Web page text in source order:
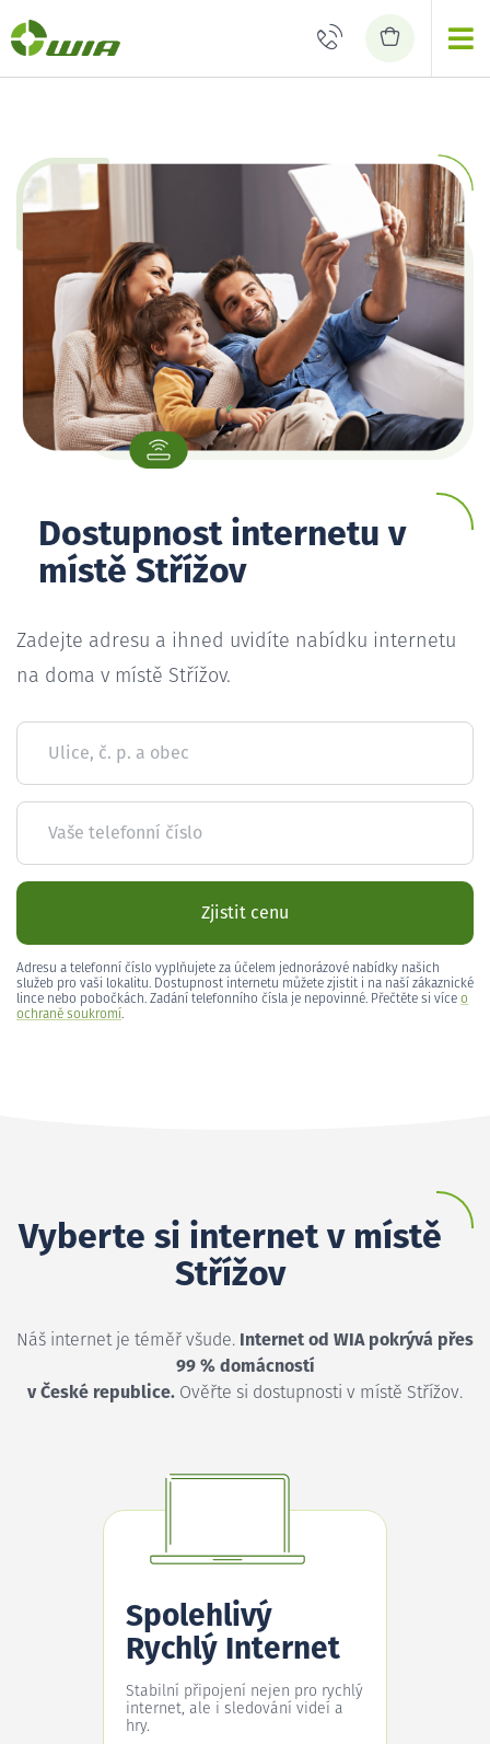
Dostupnost internetu v
místě Střížov
Zadejte adresu a ihned uvidíte nabídku internetu
na doma v místě Střížov.
Ulice, č. p. a obec
Vaše telefonní číslo
Zjistit cenu
Adresu a telefonní číslo vyplňujete za účelem jednorázové nabídky našich
služeb pro vaši lokalitu. Dostupnost internetu můžete zjistit i na naší zákaznické
lince nebo pobočkách. Zadání telefonního čísla je nepovinné. Přečtěte si více o
ochraně soukromí.
Vyberte si internet v místě
Střížov
Náš internet je téměř všude. Internet od WIA pokrývá přes
99 % domácností
v České republice. Ověřte si dostupnosti v místě Střížov.
Spolehlivý
Rychlý Internet
Stabilní připojení nejen pro rychlý
internet, ale i sledování videí a
hry.